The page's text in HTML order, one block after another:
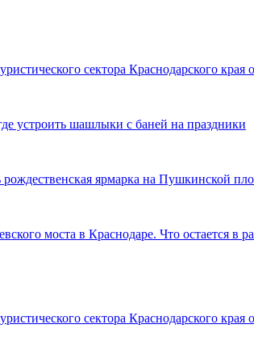
сектора Краснодарского края
устроить шашлыки с баней на праздники
рождественская ярмарка на Пушкинской
моста в Краснодаре. Что остается в
сектора Краснодарского края